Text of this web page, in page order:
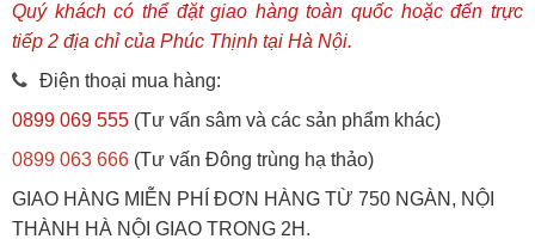
Quý khách có thể đặt giao hàng toàn quốc hoặc đến trực
tiếp 2 địa chỉ của Phúc Thịnh tại Hà Nội.
Điện thoại mua hàng:
0899 069 555 (Tư vấn sâm và các sản phẩm khác)
0899 063 666 (Tư vấn Đông trùng hạ thảo)
GIAO HÀNG MIỄN PHÍ ĐƠN HÀNG TỪ 750 NGÀN, NỘI
THÀNH HÀ NỘI GIAO TRONG 2H.